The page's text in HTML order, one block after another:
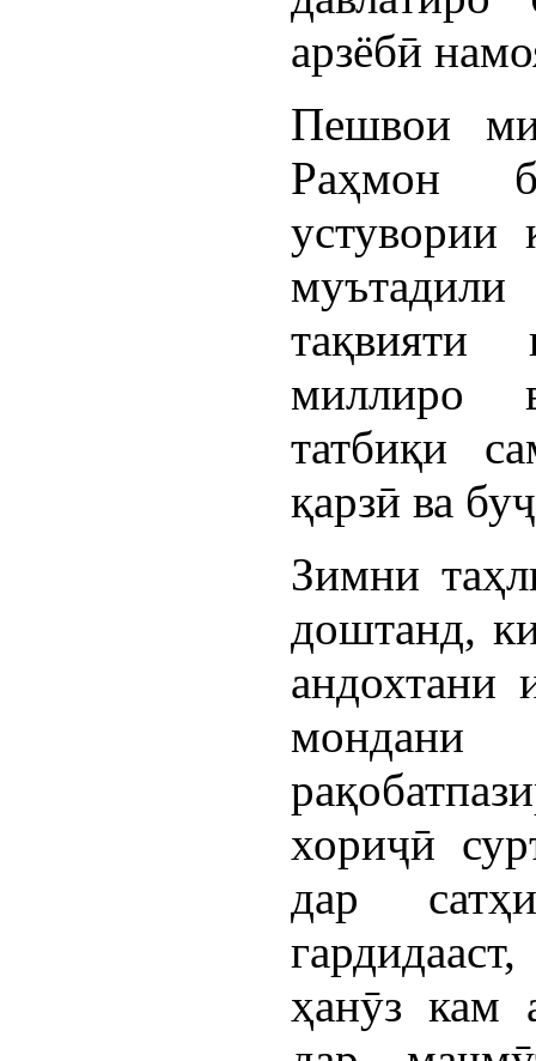
арзёбӣ
Пешвои
Раҳмон
устувории
тақвияти
миллиро
татбиқи
қарзӣ ва
Зимни
доштанд,
андохтани
мондани
хориҷӣ
дар
ҳанӯз кам